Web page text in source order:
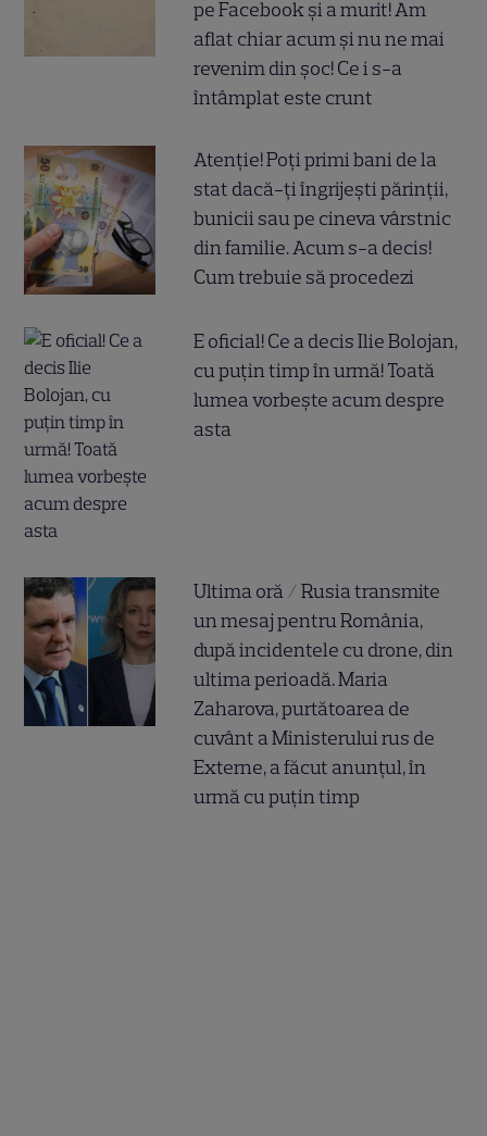
pe Facebook și a murit! Am
aflat chiar acum și nu ne mai
revenim din șoc! Ce i s-a
întâmplat este crunt
Atenție! Poți primi bani de la
stat dacă-ți îngrijești părinții,
bunicii sau pe cineva vârstnic
din familie. Acum s-a decis!
Cum trebuie să procedezi
E oficial! Ce a decis Ilie Bolojan,
cu puțin timp în urmă! Toată
lumea vorbește acum despre
asta
Ultima oră / Rusia transmite
un mesaj pentru România,
după incidentele cu drone, din
ultima perioadă. Maria
Zaharova, purtătoarea de
cuvânt a Ministerului rus de
Externe, a făcut anunțul, în
urmă cu puțin timp